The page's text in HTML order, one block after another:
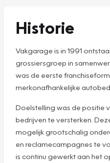
Historie
Vakgarage is in 1991
grossiersgroep in
was de eerste
merkonafhankelijke
Doelstelling was de positie
bedrijven te versterken.
mogelijk grootschalig
en reclamecampagnes te
is continu gewerkt aan het